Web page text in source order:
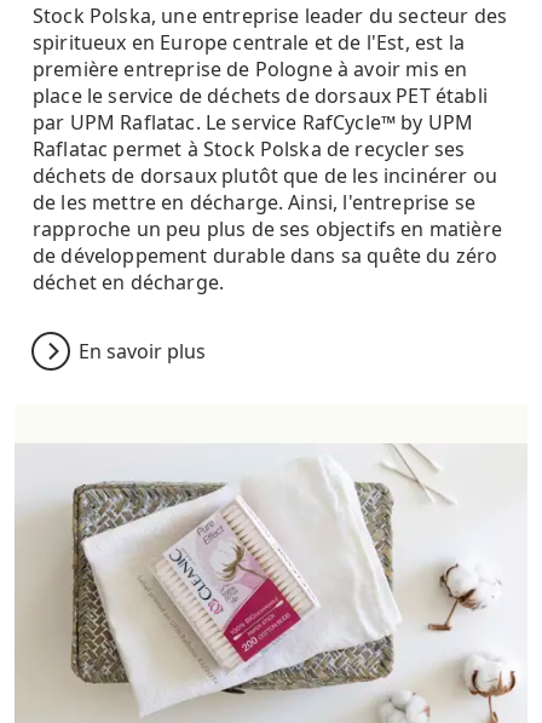
Stock Polska, une entreprise leader du secteur des
spiritueux en Europe centrale et de l'Est, est la
première entreprise de Pologne à avoir mis en
place le service de déchets de dorsaux PET établi
par UPM Raflatac. Le service RafCycle™ by UPM
Raflatac permet à Stock Polska de recycler ses
déchets de dorsaux plutôt que de les incinérer ou
de les mettre en décharge. Ainsi, l'entreprise se
rapproche un peu plus de ses objectifs en matière
de développement durable dans sa quête du zéro
déchet en décharge.
En savoir plus